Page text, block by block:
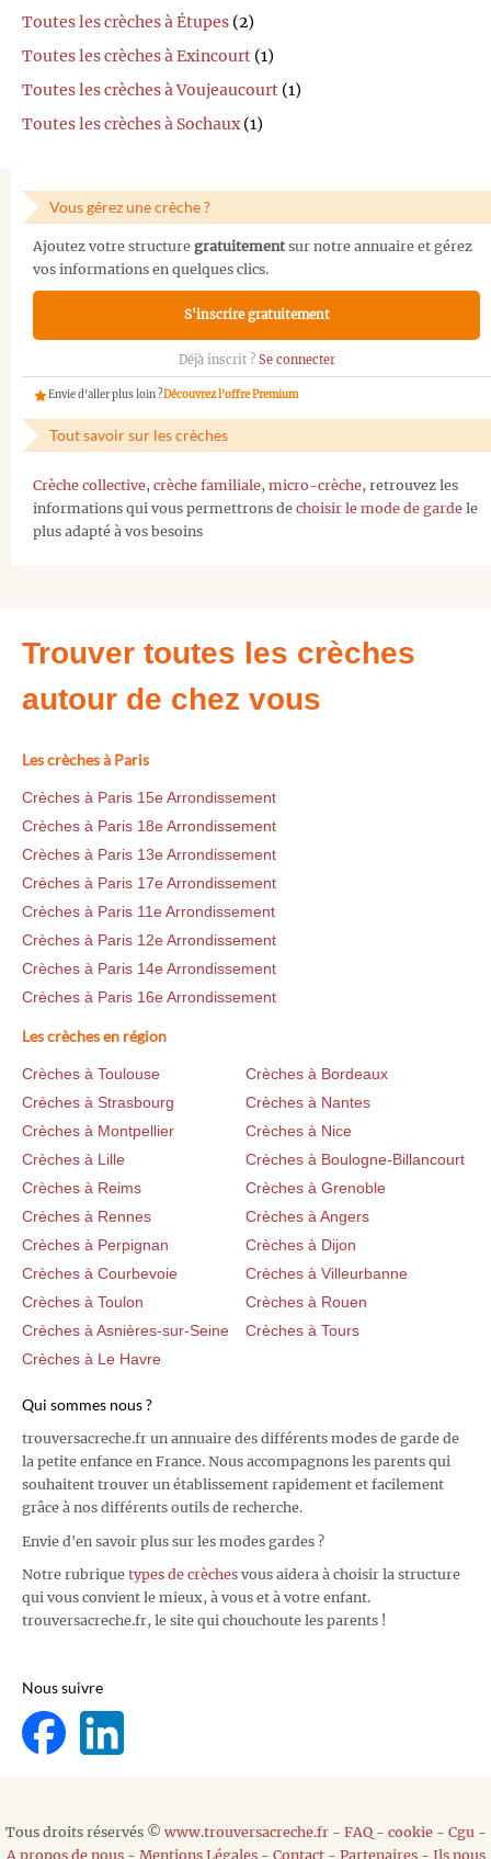
Toutes les crèches à Étupes (2)
Toutes les crèches à Exincourt (1)
Toutes les crèches à Voujeaucourt (1)
Toutes les crèches à Sochaux(1)
Vous gérez une crèche ?
Ajoutez votre structure gratuitementsur notre annuaire et gérez
vos informations en quelques clics.
S'inscrire gratuitement
Déjà inscrit ? Se connecter
Envie d'aller plus loin ?Découvrez l'offre Premium
Tout savoir sur les crèches
Crèche collective, crèche familiale, micro-crèche, retrouvez les
informations qui vous permettrons de choisir le mode de garde le
plus adapté à vos besoins
Trouver toutes les crèches
autour de chez vous
Les crèches à Paris
Crèches à Paris 15e Arrondissement
Crèches à Paris 18e Arrondissement
Crèches à Paris 13e Arrondissement
Crèches à Paris 17e Arrondissement
Crèches à Paris 11e Arrondissement
Crèches à Paris 12e Arrondissement
Crèches à Paris 14e Arrondissement
Crèches à Paris 16e Arrondissement
Les crèches en région
Crèches à Toulouse
Crèches à Bordeaux
Crèches à Strasbourg
Crèches à Nantes
Crèches à Montpellier
Crèches à Nice
Crèches à Lille
Crèches à Boulogne-Billancourt
Crèches à Reims
Crèches à Grenoble
Crèches à Rennes
Crèches à Angers
Crèches à Perpignan
Crèches à Dijon
Crèches à Courbevoie
Crèches à Villeurbanne
Crèches à Toulon
Crèches à Rouen
Crèches à Asnières-sur-Seine
Crèches à Tours
Crèches à Le Havre
Qui sommes nous ?
trouversacreche.fr un annuaire des différents modes de garde de
la petite enfance en France. Nous accompagnons les parents qui
souhaitent trouver un établissement rapidement et facilement
grâce à nos différents outils de recherche.
Envie d'en savoir plus sur les modes gardes ?
Notre rubrique types de crèches vous aidera à choisir la structure
qui vous convient le mieux, à vous et à votre enfant.
trouversacreche.fr, le site qui chouchoute les parents !
Nous suivre
Tous droits réservés © www.trouversacreche.fr- FAQ- cookie- Cgu -
A propos de nous- Mentions Légales- Contact- Partenaires- Ils nous